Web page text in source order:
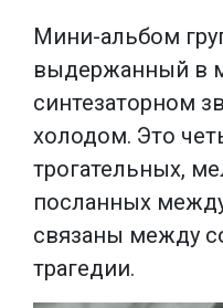
Мини-альбом
выдержанный в
синтезаторном
холодом. Это
трогательных,
посланных
связаны между
трагедии.